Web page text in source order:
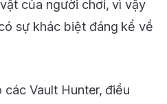
của người chơi, vì vậy
sự khác biệt đáng kể về
các Vault Hunter, điều